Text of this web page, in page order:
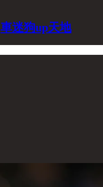
車迷狗up天地